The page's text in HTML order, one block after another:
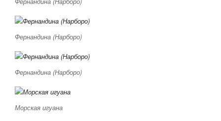
Фернандина (Нарборо)
Фернандина (Нарборо)
Морская игуана